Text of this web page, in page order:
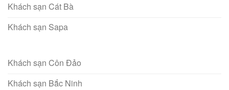
Khách sạn Cát Bà
Khách sạn Sapa
Khách sạn Côn Đảo
Khách sạn Bắc Ninh